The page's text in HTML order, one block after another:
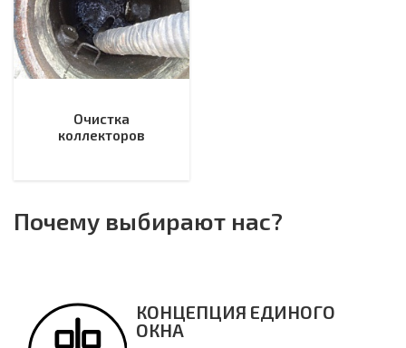
Очистка
коллекторов
Почему выбирают нас?
КОНЦЕПЦИЯ ЕДИНОГО
ОКНА